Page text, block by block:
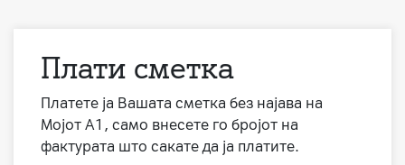
Плати сметка
Платете ја Вашата сметка без најава на
Мојот А1, само внесете го бројот на
фактурата што сакате да ја платите.